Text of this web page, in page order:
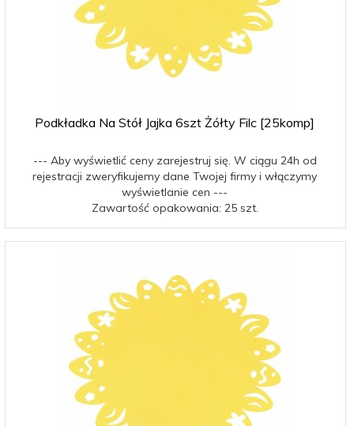
Podkładka Na Stół Jajka 6szt Żółty Filc [25komp]
--- Aby wyświetlić ceny zarejestruj się. W ciągu 24h od
rejestracji zweryfikujemy dane Twojej firmy i włączymy
wyświetlanie cen ---
Zawartość opakowania: 25 szt.